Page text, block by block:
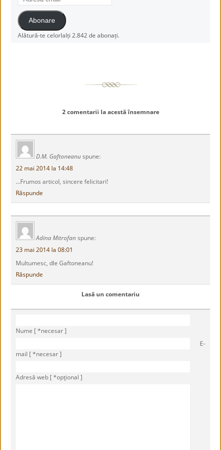
email
Abonare
Alătură-te celorlalți 2.842 de abonați.
2 comentarii la acestă însemnare
D.M. Gaftoneanu spune:
22 mai 2014 la 14:48
…Frumos articol, sincere felicitari!
Răspunde
Adina Mitrofan spune:
23 mai 2014 la 08:01
Multumesc, dle Gaftoneanu!
Răspunde
Lasă un comentariu
Nume [ *necesar ]
E-
mail [ *necesar ]
Adresă web [ *opţional ]